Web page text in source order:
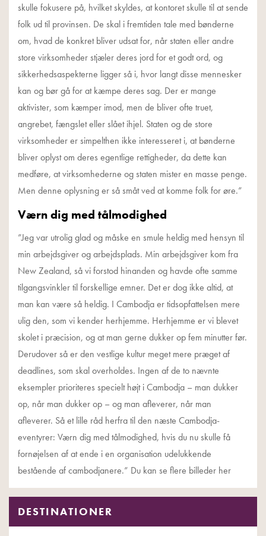
skulle fokusere på, hvilket skyldes, at kontoret skulle til at sende
folk ud til provinsen. De skal i fremtiden tale med bønderne
om, hvad de konkret bliver udsat for, når staten eller andre
store virksomheder stjæler deres jord for et godt ord, og
sikkerhedsaspekterne ligger så i, hvor langt disse mennesker
kan og bør gå for at kæmpe deres sag. Der er mange
aktivister, som kæmper imod, men de bliver ofte truet,
angrebet, fængslet eller slået ihjel. Staten og de store
virksomheder er simpelthen ikke interesseret i, at bønderne
bliver oplyst om deres egentlige rettigheder, da dette kan
medføre, at virksomhederne og staten mister en masse penge.
Men denne oplysning er så småt ved at komme folk for øre.”
Værn dig med tålmodighed
”Jeg var utrolig glad og måske en smule heldig med hensyn til
min arbejdsgiver og arbejdsplads. Min arbejdsgiver kom fra
New Zealand, så vi forstod hinanden og havde ofte samme
tilgangsvinkler til forskellige emner. Det er dog ikke altid, at
man kan være så heldig. I Cambodja er tidsopfattelsen mere
ulig den, som vi kender herhjemme. Herhjemme er vi blevet
skolet i præcision, og at man gerne dukker op fem minutter før.
Derudover så er den vestlige kultur meget mere præget af
deadlines, som skal overholdes. Ingen af de to nævnte
eksempler prioriteres specielt højt i Cambodja – man dukker
op, når man dukker op – og man afleverer, når man
afleverer. Så et lille råd herfra til den næste Cambodja-
eventyrer: Værn dig med tålmodighed, hvis du nu skulle få
fornøjelsen af at ende i en organisation udelukkende
bestående af cambodjanere.” Du kan se flere billeder her
DESTINATIONER